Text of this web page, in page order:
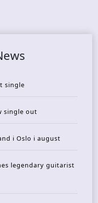
single
single out
i Oslo i august
legendary guitarist